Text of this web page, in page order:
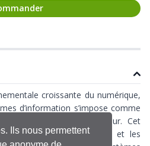
Ils nous permettent
croissante du numérique,
d’information s’impose comme
et sociétal majeur. Cet
leviers d’action concrets et les